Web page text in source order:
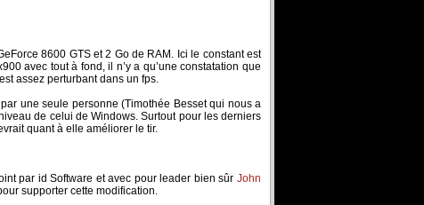
8600 GTS et 2 Go de RAM. Ici le constant est
avec tout à fond, il n’y a qu’une constatation que
assez perturbant dans un fps.
une seule personne (Timothée Besset qui nous a
de celui de Windows. Surtout pour les derniers
quant à elle améliorer le tir.
par id Software et avec pour leader bien sûr John
supporter cette modification.